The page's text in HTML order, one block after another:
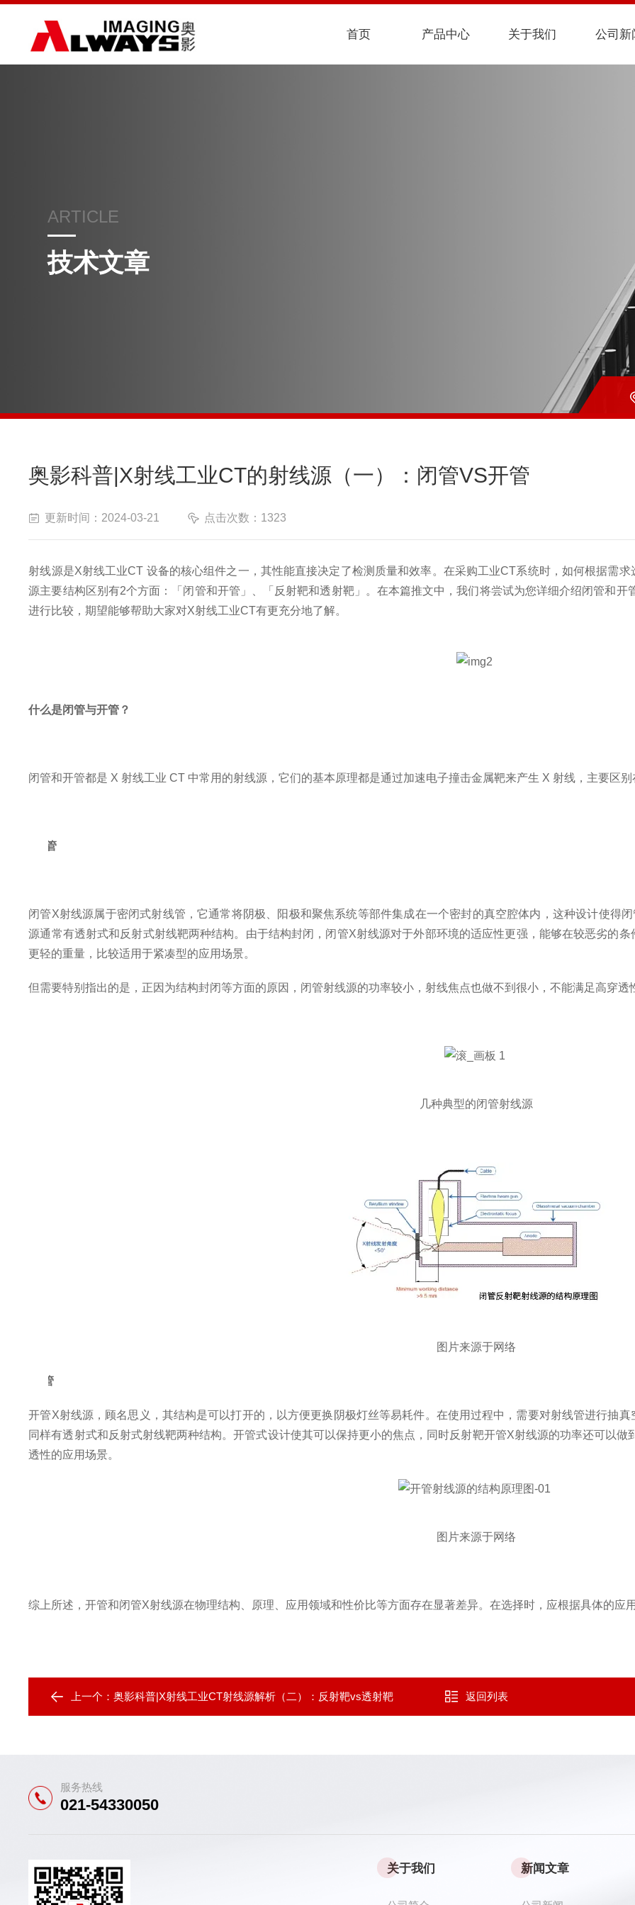
首页 产品中心 关于我们 公司新
ARTICLE
技术文章
奥影科普|X射线工业CT的射线源（一）：闭管VS开管
更新时间：2024-03-21 点击次数：1323
射线源是X射线工业CT 设备的核心组件之一，其性能直接决定了检测质量和效率。在采购工业CT系统时，如何根据需
源主要结构区别有2个方面：「闭管和开管」、「反射靶和透射靶」。在本篇推文中，我们将尝试为您详细介绍闭管和
进行比较，期望能够帮助大家对X射线工业CT有更充分地了解。
什么是闭管与开管？
闭管和开管都是 X 射线工业 CT 中常用的射线源，它们的基本原理都是通过加速电子撞击金属靶来产生 X 射线，主要区别
闭管
闭管X射线源属于密闭式射线管，它通常将阴极、阳极和聚焦系统等部件集成在一个密封的真空腔体内 ， 这种设计使得
源通常有透射式和反射式射线靶两种结构。 由于结构封闭，闭管X射线源对于外部环境的适应性更强，能够在较恶劣的
更轻的重量， 比较适用于紧凑型的应用场景。
但需要特别指出的是，正因为结构封闭等方面的原因，闭管射线源的功率较小 ，射线焦点也做不到很小，不能满足高穿透
几种典型的闭管射线源
图片来源于网络
开管
开管X射线源，顾名思义，其结构是可以打开的，以方便更换阴极灯丝等易耗件。在使用过程中，需要对射线管进行抽
同样有透射式和反射式射线靶两种结构。开管式设计使其可以保持更小的焦点，同时反射靶开管X射线源的功率还可以做
透性的应用场景。
图片来源于网络
综上所述，开管和闭管X射线源在物理结构、原理、应用领域和性价比等方面存在显著差异。在选择时，应根据具体的应
上一个：奥影科普|X射线工业CT射线源解析（二）：反射靶vs透射靶 返回列表
服务热线
021-54330050
关于我们 新闻文章